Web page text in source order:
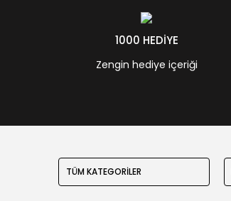
1000 HEDİYE
Zengin hediye içeriği
TÜM KATEGORİLER